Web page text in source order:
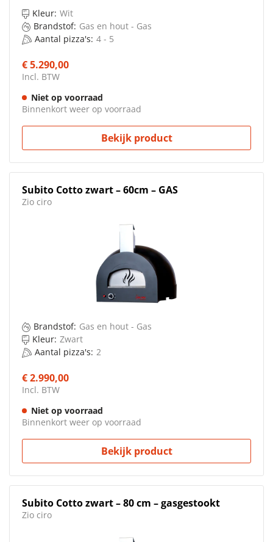
Kleur: Wit
Brandstof: Gas en hout - Gas
Aantal pizza's: 4 - 5
€ 5.290,00
Incl. BTW
Niet op voorraad
Binnenkort weer op voorraad
Bekijk product
Subito Cotto zwart – 60cm – GAS
Zio ciro
Brandstof: Gas en hout - Gas
Kleur: Zwart
Aantal pizza's: 2
€ 2.990,00
Incl. BTW
Niet op voorraad
Binnenkort weer op voorraad
Bekijk product
Subito Cotto zwart – 80 cm – gasgestookt
Zio ciro